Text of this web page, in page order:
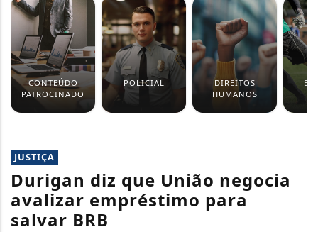
CONTEÚDO
PATROCINADO
POLICIAL
DIREITOS
HUMANOS
JUSTIÇA
Durigan diz que União negocia
avalizar empréstimo para
salvar BRB